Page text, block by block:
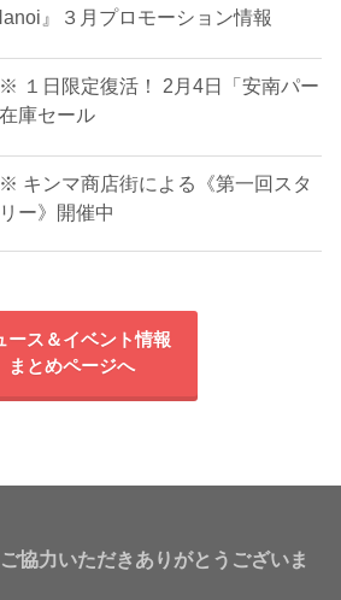
』３月プロモーション情報
１日限定復活！ 2月4日「安南パー
庫セール
キンマ商店街による《第一回スタ
ー》開催中
ース＆イベント情報
まとめページへ
協力いただきありがとうございま